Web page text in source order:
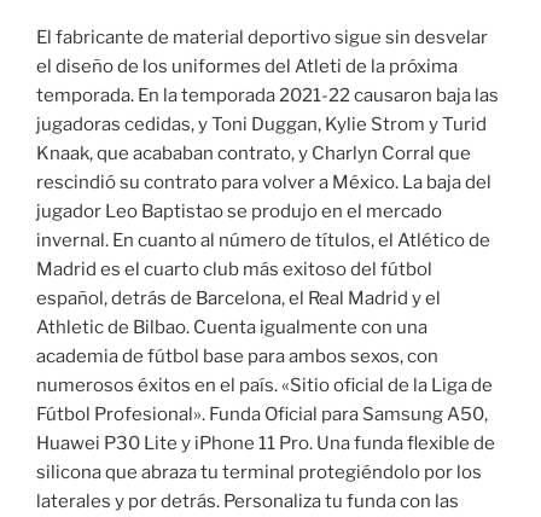
El fabricante de material deportivo sigue sin desvelar
el diseño de los uniformes del Atleti de la próxima
temporada. En la temporada 2021-22 causaron baja las
jugadoras cedidas, y Toni Duggan, Kylie Strom y Turid
Knaak, que acababan contrato, y Charlyn Corral que
rescindió su contrato para volver a México. La baja del
jugador Leo Baptistao se produjo en el mercado
invernal. En cuanto al número de títulos, el Atlético de
Madrid es el cuarto club más exitoso del fútbol
español, detrás de Barcelona, el Real Madrid y el
Athletic de Bilbao. Cuenta igualmente con una
academia de fútbol base para ambos sexos, con
numerosos éxitos en el país. «Sitio oficial de la Liga de
Fútbol Profesional». Funda Oficial para Samsung A50,
Huawei P30 Lite y iPhone 11 Pro. Una funda flexible de
silicona que abraza tu terminal protegiéndolo por los
laterales y por detrás. Personaliza tu funda con las